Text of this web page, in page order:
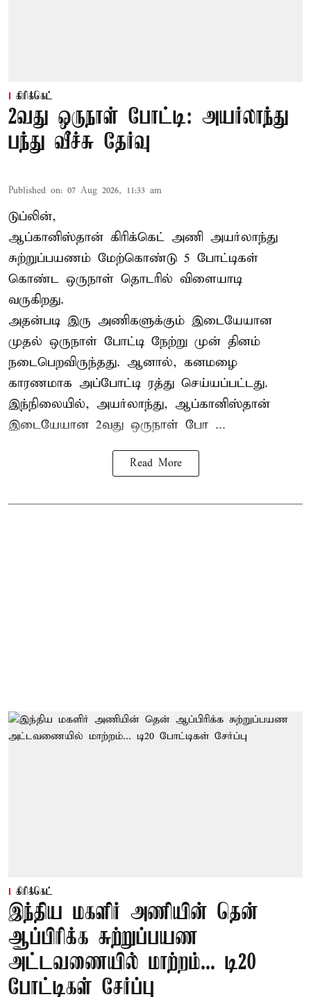
கிரிக்கெட்
2வது ஒருநாள் போட்டி: அயர்லாந்து
பந்து வீச்சு தேர்வு
Published on: 07 Aug 2026, 11:33 am
டுப்லின்,
ஆப்கானிஸ்தான் கிரிக்கெட் அணி அயர்லாந்து
சுற்றுப்பயணம் மேற்கொண்டு 5 போட்டிகள்
கொண்ட ஒருநாள் தொடரில் விளையாடி
வருகிறது.
அதன்படி இரு அணிகளுக்கும் இடையேயான
முதல் ஒருநாள் போட்டி நேற்று முன் தினம்
நடைபெறவிருந்தது. ஆனால், கனமழை
காரணமாக அப்போட்டி ரத்து செய்யப்பட்டது.
இந்நிலையில், அயர்லாந்து, ஆப்கானிஸ்தான்
இடையேயான 2வது ஒருநாள் போ ...
Read More
கிரிக்கெட்
இந்திய மகளிர் அணியின் தென்
ஆப்பிரிக்க சுற்றுப்பயண
அட்டவணையில் மாற்றம்... டி20
போட்டிகள் சேர்ப்பு